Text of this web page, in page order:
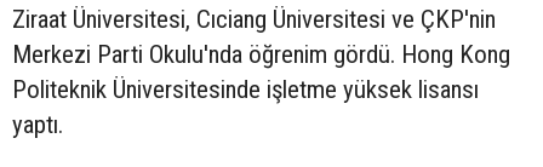
Ziraat Üniversitesi, Cıciang Üniversitesi ve ÇKP'nin
Merkezi Parti Okulu'nda öğrenim gördü. Hong Kong
Politeknik Üniversitesinde işletme yüksek lisansı
yaptı.